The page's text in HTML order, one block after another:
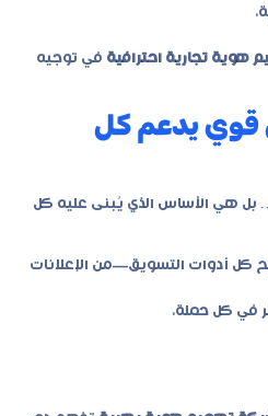
هوية تجارية احترافية في توجيه
قوي يدعم كل
هي الأساس الذي يُبنى عليه كل
كل أدوات التسويق—من الإعلانات
في كل حملة.